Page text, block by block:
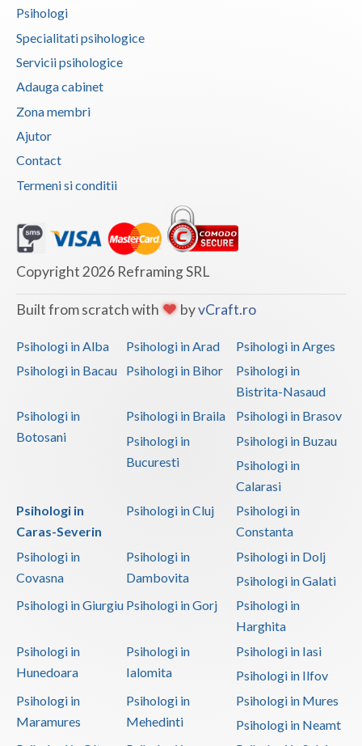
Valcea
Vaslui
Psihologi
Specialitati psihologice
Servicii psihologice
Adauga cabinet
Zona membri
Ajutor
Contact
Termeni si conditii
Copyright 2026 Reframing SRL
Built from scratch with byvCraft.ro
Psihologi in Alba Psihologi in Arad
Psihologi in Arges
Psihologi in Bacau
Psihologi in Bihor
Psihologi in
Bistrita-Nasaud
Psihologi in
Botosani
Psihologi in Braila
Psihologi in Brasov
Psihologi in
Bucuresti
Psihologi in Buzau
Psihologi in
Calarasi
Psihologi in
Caras-Severin
Psihologi in Cluj
Psihologi in
Constanta
Psihologi in
Covasna
Psihologi in
Dambovita
Psihologi in Dolj
Psihologi in Galati
Psihologi in Giurgiu Psihologi in Gorj
Psihologi in
Harghita
Psihologi in
Hunedoara
Psihologi in
Ialomita
Psihologi in Iasi
Psihologi in Ilfov
Psihologi in
Maramures
Psihologi in
Mehedinti
Psihologi in Mures
Psihologi in Neamt